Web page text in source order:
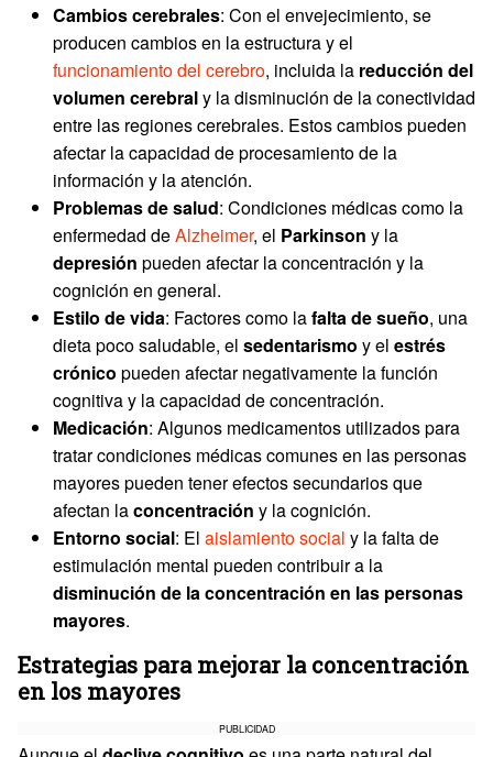
Cambios cerebrales: Con el envejecimiento, se
producen cambios en la estructura y el
funcionamiento del cerebro, incluida la reducción del
volumen cerebraly la disminución de la conectividad
entre las regiones cerebrales. Estos cambios pueden
afectar la capacidad de procesamiento de la
información y la atención.
Problemas de salud: Condiciones médicas como la
enfermedad deAlzheimer, el Parkinson y la
depresión pueden afectar la concentración y la
cognición en general.
Estilo de vida: Factores como lafalta de sueño, una
dieta poco saludable, el sedentarismo y el estrés
crónico pueden afectar negativamente la función
cognitiva y la capacidad de concentración.
Medicación: Algunos medicamentos utilizados para
tratar condiciones médicas comunes en las personas
mayores pueden tener efectos secundarios que
afectan laconcentración y la cognición.
Entorno social: El aislamiento social y la falta de
estimulación mental pueden contribuir a la
disminución de la concentración en las personas
mayores.
Estrategias para mejorar la concentración
en los mayores
PUBLICIDAD